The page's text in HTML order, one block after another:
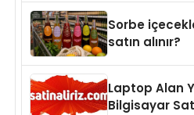
Sorbe
satın alınır?
Laptop Alan
Bilgisayar